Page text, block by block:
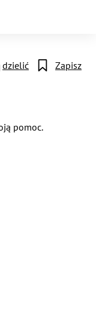
dzielić Zapisz
pomoc.